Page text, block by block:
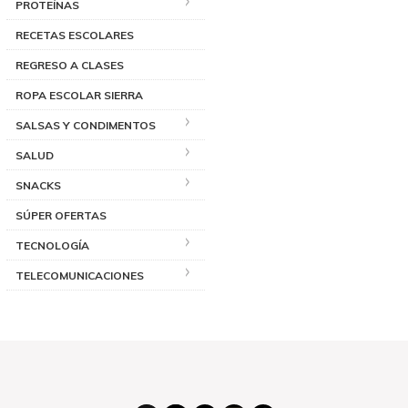
PROTEÍNAS
RECETAS ESCOLARES
REGRESO A CLASES
ROPA ESCOLAR SIERRA
SALSAS Y CONDIMENTOS
SALUD
SNACKS
SÚPER OFERTAS
TECNOLOGÍA
TELECOMUNICACIONES